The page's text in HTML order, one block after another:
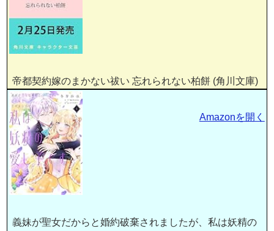
帝都契約嫁のまかない祓い 忘れられない柏餅 (角川文庫)
義妹が聖女だからと婚約破棄されましたが、私は妖精の
Amazonを開く